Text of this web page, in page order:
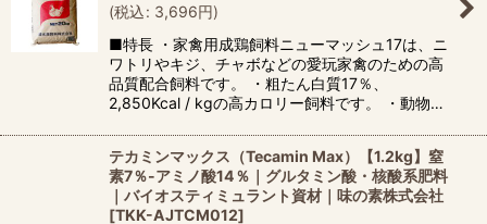
(税込: 3,696円)
■特長 ・家禽用成鶏飼料ニューマッシュ17は、ニ
ワトリやキジ、チャボなどの愛玩家禽のための高
品質配合飼料です。 ・粗たん白質17％、
2,850Kcal / kgの高カロリー飼料です。 ・動物…
テカミンマックス（Tecamin Max）【1.2kg】窒
素7％-アミノ酸14％｜グルタミン酸・核酸系肥料
｜バイオスティミュラント資材｜味の素株式会社
[TKK-AJTCM012]